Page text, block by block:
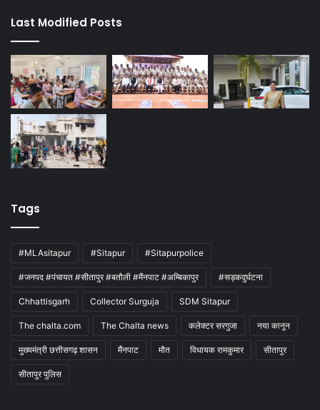
Last Modified Posts
Tags
#MLAsitapur #Sitapur #Sitapurpolice
#जनपद #पंचायत #सीतापुर #बतौली #मैंनपाट #अम्बिकापुर #सड़कदुर्घटना
Chhattisgarh Collector Surguja SDM Sitapur
The chalta.com The Chalta news कलेक्टर सरगुजा नया कानून
मुख्यमंत्री छत्तीसगढ़ शासन मैंनपाट मौत विधायक रामकुमार सीतापुर
सीतापुर पुलिस